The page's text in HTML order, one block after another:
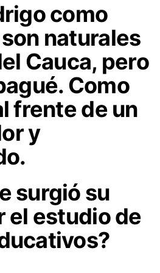
como
naturales
Cauca, pero
Como
frente de un
y
surgió su
el estudio de